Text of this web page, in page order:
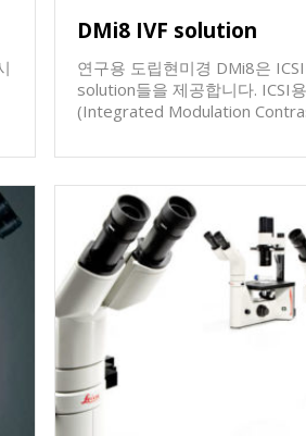
능을 포함하거나 추후에 추가장착가
을 구성해보세요.
DMi8 IVF solution
연구용 도립현미경 DMi8은
solution들을 제공합니다. ICSI용으로 IMC
(Integrated Modulation
이 됨. (타사는 특정렌즈에 대해
렌즈 ( oil 사용 또는 미사용) 및
답터를 활용하여 sperm의
위해 LCD screen에 최대
RI/Octax/HamilonThorne 사의
수 있음. RI/Eppendorf/Narishige사의
micromanipulator를 장착할 수 있음. 기
한 옵션들이 제공이 되며 자세
는 상담이 요구됨.